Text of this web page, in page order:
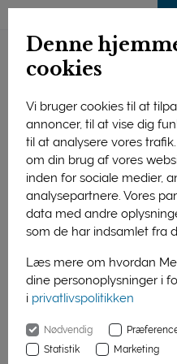
Denne
cookies
Vi bruger cookies til at
annoncer, til at vise dig
til at analysere vores
om din brug af vores
inden for sociale medier,
analysepartnere. Vores
data med andre
som de har indsamlet fra
Læs mere om hvordan
dine personoplysninger i
i privatlivspolitikken
Nødvendig
Statistik
Marketing
01. januar 2016